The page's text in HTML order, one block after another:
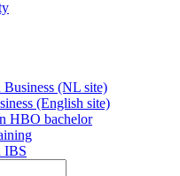
(NL site)
(English site)
HBO bachelor
IBS